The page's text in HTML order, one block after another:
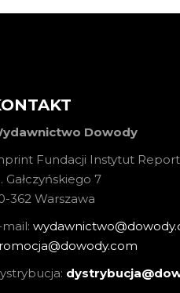
Dowody
Fundacji Instytut
Gałczyńskiego 7
362 Warszawa
mail: